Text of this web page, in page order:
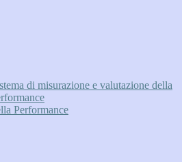
di misurazione e valutazione della
Performance